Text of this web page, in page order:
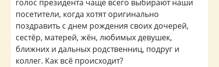
голос президента чаще всего выбирают наши
посетители, когда хотят оригинально
поздравить с днем рождения своих дочерей,
сестёр, матерей, жён, любимых девушек,
ближних и дальных родственниц, подруг и
коллег. Как всё происходит?